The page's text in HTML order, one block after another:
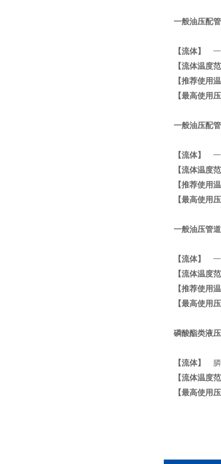
一般油压配
【流体】
一
【流体温度
【推荐使用
【最高使用
一般油压配
【流体】
一
【流体温度
【推荐使用
【最高使用
一般油压管
【流体】
一
【流体温度
【推荐使用
【最高使用
磷酸酯类液
【流体】
膦
【流体温度
【最高使用